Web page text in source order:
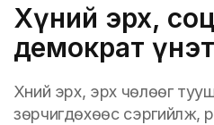
Хүний эрх,
демократ
Хүний эрх, эрх чөлөөг
зөрчигдөхөөс сэргийлж,